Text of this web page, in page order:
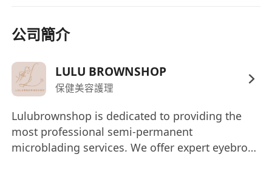
自我介紹發送至：
應徵方式：******** MR YAN
我們會盡快與合適的候選人聯繫，安排簡短面談。
期待您的加入！
公司簡介
LULU BROWNSHOP
保健美容護理
Lulubrownshop is dedicated to providing the
most professional semi-permanent
microblading services. We offer expert eyebrow